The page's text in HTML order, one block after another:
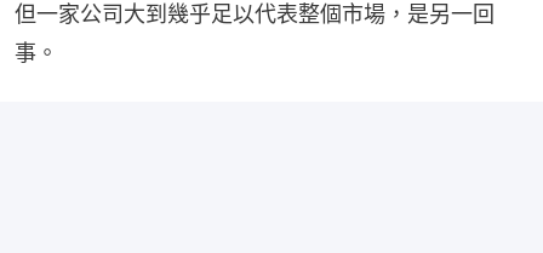
但一家公司大到幾乎足以代表整個市場，是另一回
事。